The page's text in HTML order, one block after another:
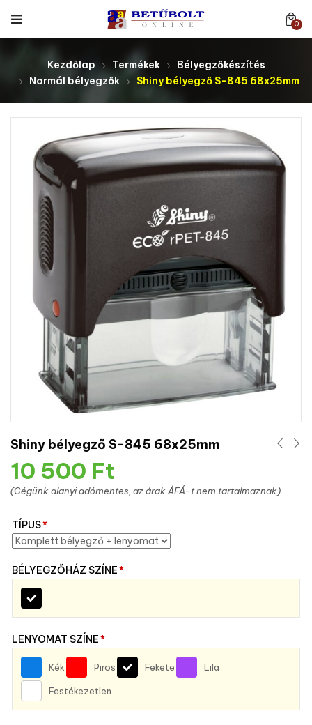
0
Kezdőlap Termékek
Bélyegzőkészítés
Normál bélyegzők
Shiny bélyegző S-845 68x25mm
Shiny bélyegző S-845 68x25mm
10 500 Ft
(Cégünk alanyi adómentes, az árak ÁFÁ-t nem tartalmaznak)
TÍPUS*
BÉLYEGZŐHÁZ SZÍNE*
LENYOMAT SZÍNE*
Kék Piros Fekete Lila
Festékezetlen